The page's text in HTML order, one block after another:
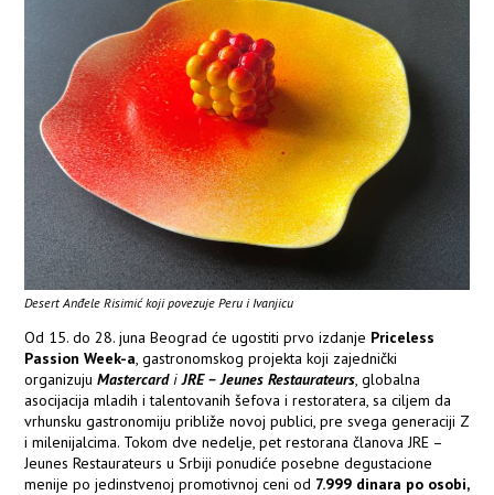
Desert Anđele Risimić koji povezuje Peru i Ivanjicu
Od 15. do 28. juna Beograd će ugostiti prvo izdanje Priceless
Passion Week-a, gastronomskog projekta koji zajednički
organizujuMastercardiJRE – Jeunes Restaurateurs, globalna
asocijacija mladih i talentovanih šefova i restoratera, sa ciljem da
vrhunsku gastronomiju približe novoj publici, pre svega generaciji Z
i milenijalcima. Tokom dve nedelje, pet restorana članova JRE –
Jeunes Restaurateurs u Srbiji ponudiće posebne degustacione
menije po jedinstvenoj promotivnoj ceni od 7.999 dinara po osobi,